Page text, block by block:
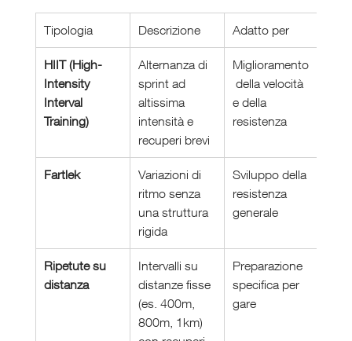
Tipologia Descrizione Adatto per
HIIT (High-
Intensity
Interval
Training)
Alternanza di
sprint ad
altissima
intensità e
recuperi brevi
Miglioramento
della velocità
e della
resistenza
Fartlek
Variazioni di
ritmo senza
una struttura
rigida
Sviluppo della
resistenza
generale
Ripetute su
distanza
Intervalli su
distanze fisse
(es. 400m,
800m, 1km)
Preparazione
specifica per
gare